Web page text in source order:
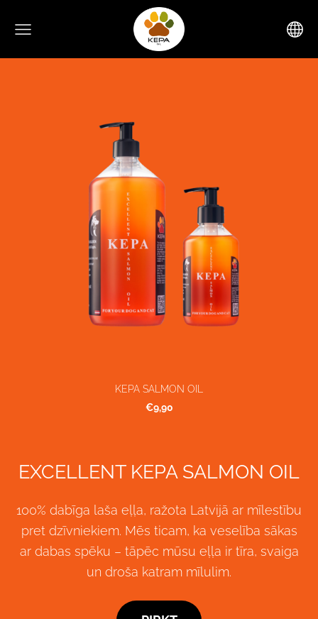
KEPA SALMON OIL
€9,90
EXCELLENT KEPA SALMON OIL
100% dabīga laša eļļa, ražota Latvijā ar mīlestību
pret dzīvniekiem. Mēs ticam, ka veselība sākas
ar dabas spēku – tāpēc mūsu eļļa ir tīra, svaiga
un droša katram mīlulim.